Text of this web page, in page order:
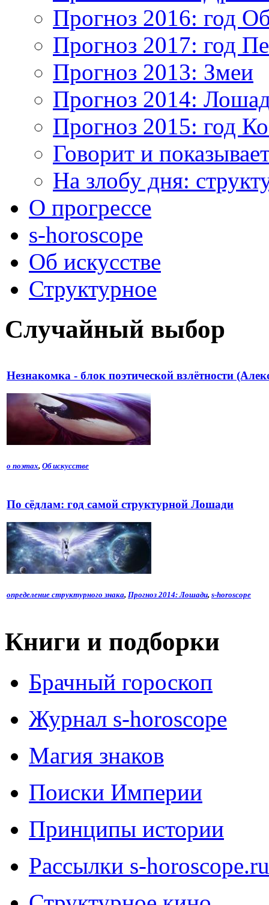
Прогноз 2016: год
Прогноз 2017: год
Прогноз 2013: Змеи
Прогноз 2014:
Прогноз 2015: год
Говорит и
На злобу дня:
О прогрессе
s-horoscope
Об искусстве
Структурное
Случайный выбор
Незнакомка - блок поэтической взлётности
о поэтах, Об искусстве
По сёдлам: год самой структурной Лошади
определение структурного знака, Прогноз 2014: Лошади, s-horoscope
Книги и подборки
Брачный гороскоп
Журнал s-horoscope
Магия знаков
Поиски Империи
Принципы истории
Рассылки s-horoscope.ru